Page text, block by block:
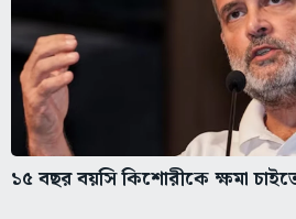
১৫ বছর বয়সি কিশোরীকে ক্ষমা